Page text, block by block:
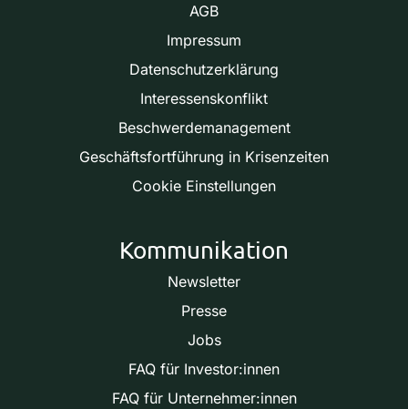
AGB
Impressum
Datenschutzerklärung
Interessenskonflikt
Beschwerdemanagement
Geschäftsfortführung in Krisenzeiten
Cookie Einstellungen
Kommunikation
Newsletter
Presse
Jobs
FAQ für Investor:innen
FAQ für Unternehmer:innen